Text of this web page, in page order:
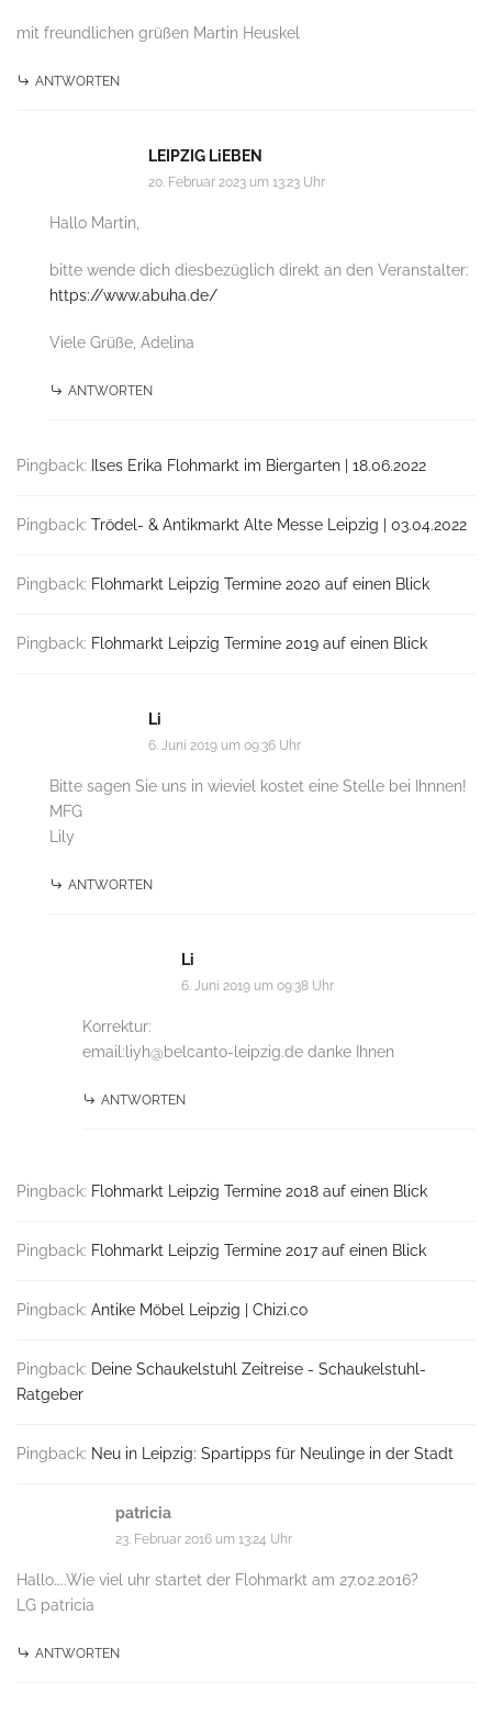
mit freundlichen grüßen Martin Heuskel
ANTWORTEN
LEIPZIG LiEBEN
20. Februar 2023 um 13:23 Uhr
Hallo Martin,
bitte wende dich diesbezüglich direkt an den Veranstalter:
https://www.abuha.de/
Viele Grüße, Adelina
ANTWORTEN
Pingback: Ilses Erika Flohmarkt im Biergarten | 18.06.2022
Pingback: Trödel- & Antikmarkt Alte Messe Leipzig | 03.04.2022
Pingback: Flohmarkt Leipzig Termine 2020 auf einen Blick
Pingback: Flohmarkt Leipzig Termine 2019 auf einen Blick
Li
6. Juni 2019 um 09:36 Uhr
Bitte sagen Sie uns in wieviel kostet eine Stelle bei Ihnnen!
MFG
Lily
ANTWORTEN
Li
6. Juni 2019 um 09:38 Uhr
Korrektur:
email:liyh@belcanto-leipzig.de danke Ihnen
ANTWORTEN
Pingback: Flohmarkt Leipzig Termine 2018 auf einen Blick
Pingback: Flohmarkt Leipzig Termine 2017 auf einen Blick
Pingback: Antike Möbel Leipzig | Chizi.co
Pingback: Deine Schaukelstuhl Zeitreise - Schaukelstuhl-
Ratgeber
Pingback: Neu in Leipzig: Spartipps für Neulinge in der Stadt
patricia
23. Februar 2016 um 13:24 Uhr
Hallo…..Wie viel uhr startet der Flohmarkt am 27.02.2016?
LG patricia
ANTWORTEN